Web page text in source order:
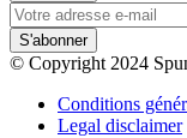
S'abonner
© Copyright 2024
Conditions
Legal disclaimer